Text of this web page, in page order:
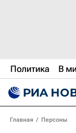
Политика В
Главная / Персоны